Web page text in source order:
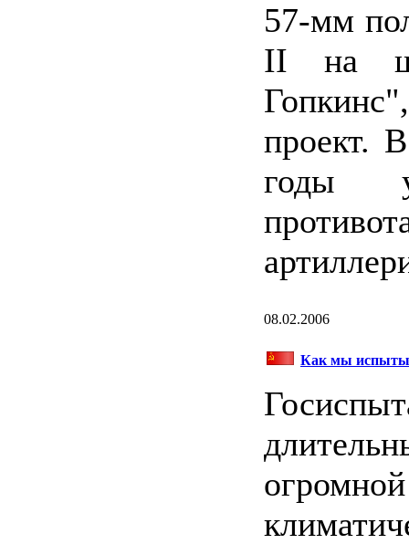
57-мм
II на
проект.
годы
08.02.2006
Как мы